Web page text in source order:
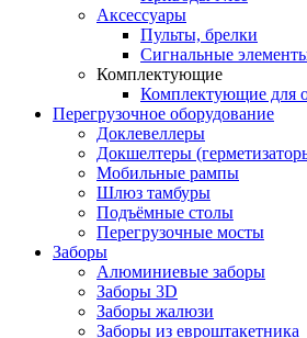
Аксессуары
Пульты, брелки
Сигнальные
Комплектующие
Комплектующие для
Перегрузочное оборудование
Доклевеллеры
Докшелтеры
Мобильные рампы
Шлюз тамбуры
Подъёмные столы
Перегрузочные мосты
Заборы
Алюминиевые заборы
Заборы 3D
Заборы жалюзи
Заборы из евроштакетника